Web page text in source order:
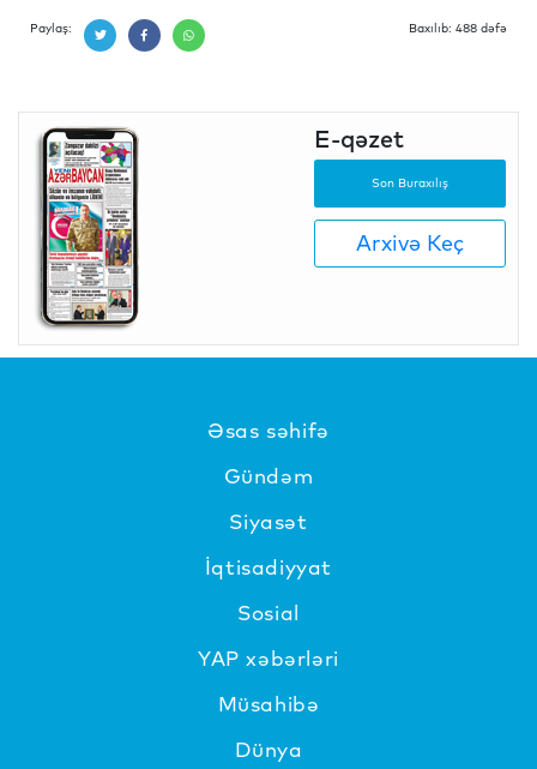
Paylaş: Baxılıb: 488 dəfə
E-qəzet
Son Buraxılış
Arxivə Keç
Əsas səhifə
Gündəm
Siyasət
İqtisadiyyat
Sosial
YAP xəbərləri
Müsahibə
Dünya